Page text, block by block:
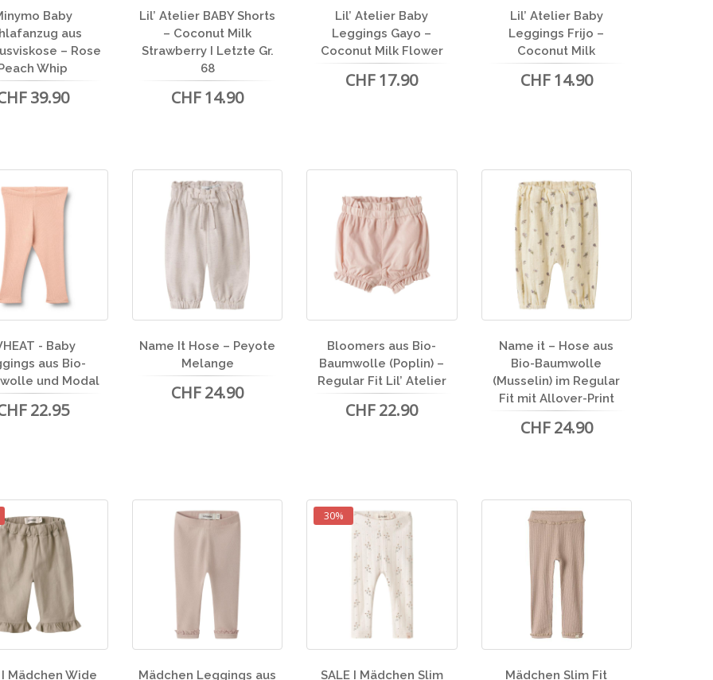
Baby
aus
– Rose
Whip
39.90
Lil’ Atelier BABY Shorts
– Coconut Milk
Strawberry I Letzte Gr.
68
CHF 14.90
Lil’ Atelier Baby
Leggings Gayo –
Coconut Milk Flower
CHF 17.90
Lil’ Atelier Baby
Leggings Frijo –
Coconut Milk
CHF 14.90
- Baby
aus Bio-
und Modal
22.95
Name It Hose – Peyote
Melange
CHF 24.90
Bloomers aus Bio-
Baumwolle (Poplin) –
Regular Fit Lil’ Atelier
CHF 22.90
Name it – Hose aus
Bio-Baumwolle
(Musselin) im Regular
Fit mit Allover-Print
CHF 24.90
I Mädchen Wide
Mädchen Leggings aus
30%
SALE I Mädchen Slim
Mädchen Slim Fit